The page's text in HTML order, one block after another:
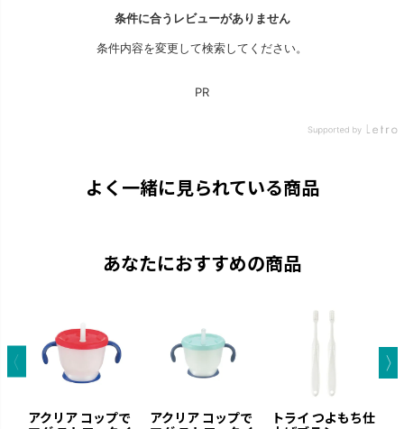
よく一緒に見られている商品
あなたにおすすめの商品
アクリア コップで
アクリア コップで
トライ つよもち仕